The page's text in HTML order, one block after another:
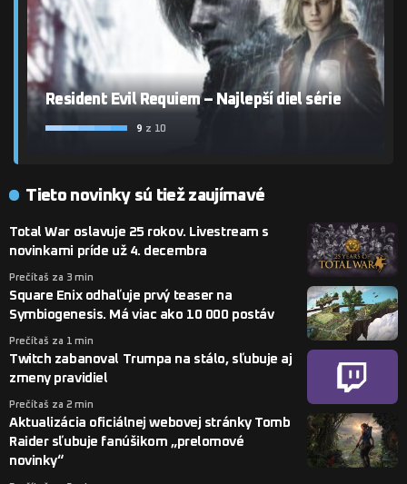
Resident Evil Requiem – Najlepší diel série
9 z 10
Tieto novinky sú tiež zaujímavé
Total War oslavuje 25 rokov. Livestream s
novinkami príde už 4. decembra
Prečítaš za 3 min
Square Enix odhaľuje prvý teaser na
Symbiogenesis. Má viac ako 10 000 postáv
Prečítaš za 1 min
Twitch zabanoval Trumpa na stálo, sľubuje aj
zmeny pravidiel
Prečítaš za 2 min
Aktualizácia oficiálnej webovej stránky Tomb
Raider sľubuje fanúšikom „prelomové
novinky“